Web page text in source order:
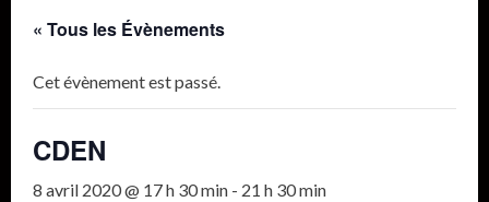
« Tous les Évènements
Cet évènement est passé.
CDEN
8 avril 2020 @ 17 h 30 min - 21 h 30 min